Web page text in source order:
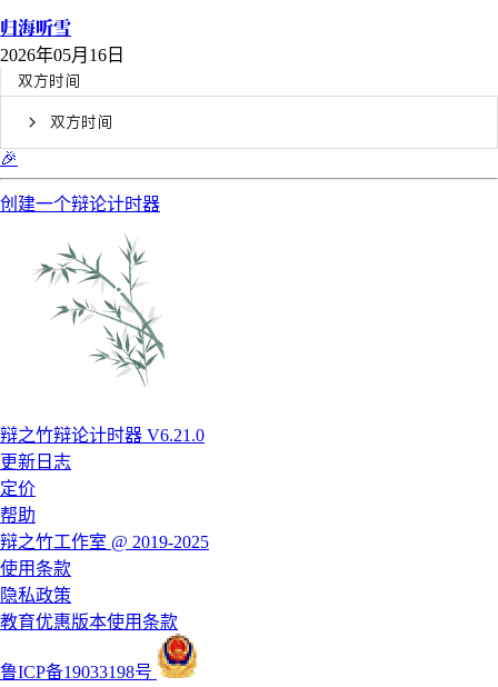
归海听雪
2026年05月16日
双方时间
双方时间
🎉
创建一个辩论计时器
辩之竹辩论计时器 V6.21.0
更新日志
定价
帮助
辩之竹工作室 @ 2019-2025
使用条款
隐私政策
教育优惠版本使用条款
鲁ICP备19033198号